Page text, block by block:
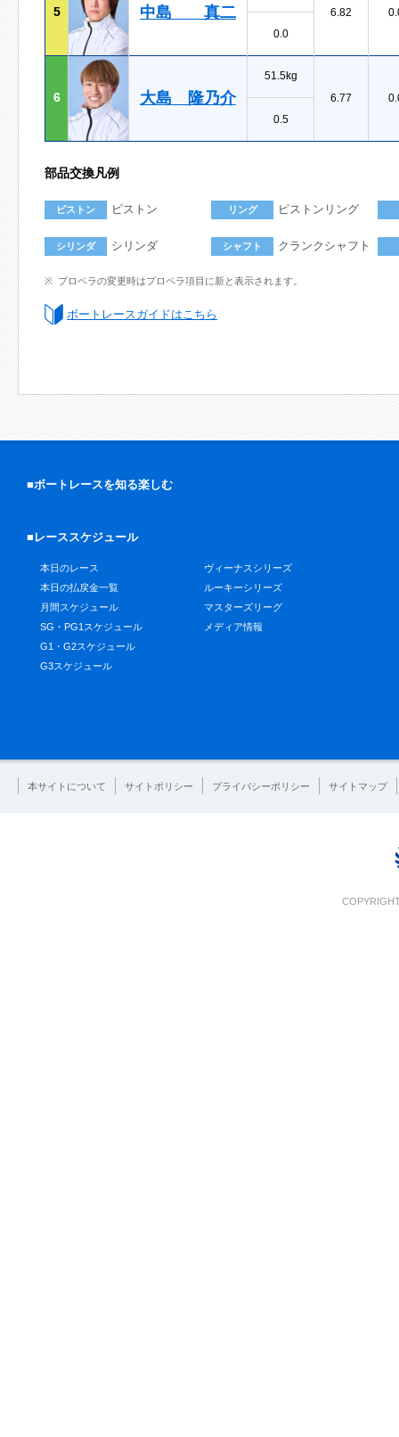
5 中島 真二
6.82
0.0
6 大島 隆乃介
51.5kg
6.77
0.5
部品交換凡例
ピストン ピストン リング ピストンリング
シリンダ シリンダ シャフト クランクシャフト
プロペラの変更時はプロペラ項目に新と表示されます。
ボートレースガイドはこちら
■ボートレースを知る楽しむ
■レーススケジュール
本日のレース
本日の払戻金一覧
月間スケジュール
SG・PG1スケジュール
G1・G2スケジュール
G3スケジュール
ヴィーナスシリーズ
ルーキーシリーズ
マスターズリーグ
メディア情報
本サイトについて サイトポリシー プライバシーポリシー サイトマップ